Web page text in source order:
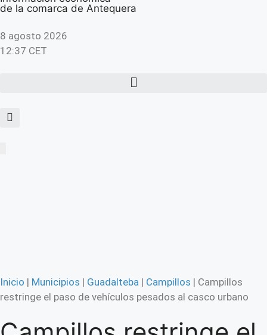
de la comarca de Antequera
8 agosto 2026
12:37 CET
Inicio | Municipios | Guadalteba | Campillos | Campillos
restringe el paso de vehículos pesados al casco urbano